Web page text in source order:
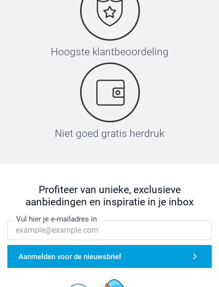
Hoogste klantbeoordeling
Niet goed gratis herdruk
Profiteer van unieke, exclusieve
aanbiedingen en inspiratie in je inbox
Vul hier je e-mailadres in
Aanmelden voor de nieuwsbrief